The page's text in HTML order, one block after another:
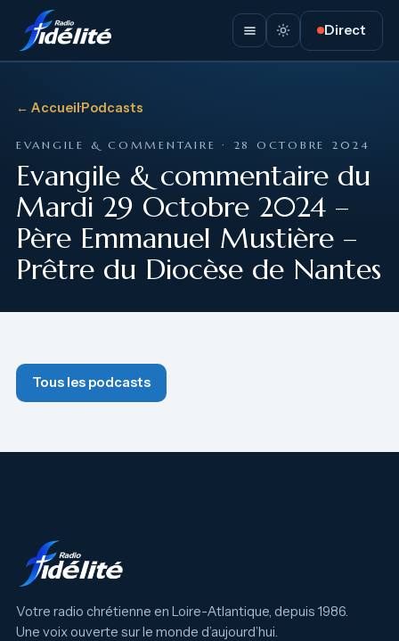
Direct
← Accueil·Podcasts
EVANGILE & COMMENTAIRE · 28 OCTOBRE 2024
Evangile & commentaire du
Mardi 29 Octobre 2024 –
Père Emmanuel Mustière –
Prêtre du Diocèse de Nantes
Tous les podcasts
Votre radio chrétienne en Loire-Atlantique, depuis 1986.
Une voix ouverte sur le monde d’aujourd’hui.